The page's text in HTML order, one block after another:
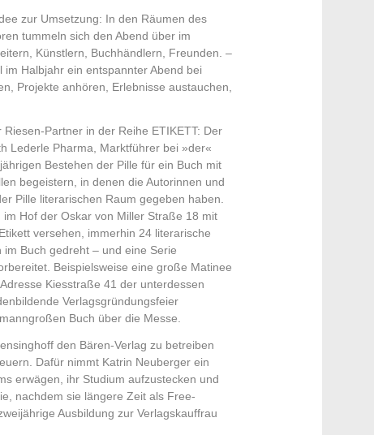
zur Umsetzung: In den Räumen des
tummeln sich den Abend über im
Künstlern, Buchhändlern, Freunden. –
Halbjahr ein entspannter Abend bei
Projekte anhören, Erlebnisse austauchen,
Partner in der Reihe ETIKETT: Der
Lederle Pharma, Marktführer bei »der«
Bestehen der Pille für ein Buch mit
begeistern, in denen die Autorinnen und
Pille literarischen Raum gegeben haben.
Hof der Oskar von Miller Straße 18 mit
versehen, immerhin 24 literarische
im Buch gedreht – und eine Serie
Beispielsweise eine große Matinee
Kiesstraße 41 der unterdessen
Verlagsgründungsfeier
Buch über die Messe.
den Bären-Verlag zu betreiben
Dafür nimmt Katrin Neuberger ein
erwägen, ihr Studium aufzustecken und
nachdem sie längere Zeit als Free-
Ausbildung zur Verlagskauffrau